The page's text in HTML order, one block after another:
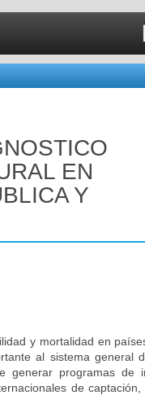
EN
Y
y mortalidad en
al sistema general
programas de
de captación,